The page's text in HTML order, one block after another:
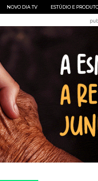
NOVO DIA TV ESTÚDIO E